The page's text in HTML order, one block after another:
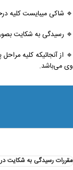
🔹️ شاکی میبایست کلیه
🔹️ رسیدگی به شکایت
🔹️ از آنجائیکه کلیه
وی می‌باشد.
مقررات رسیدگی به شکایت در